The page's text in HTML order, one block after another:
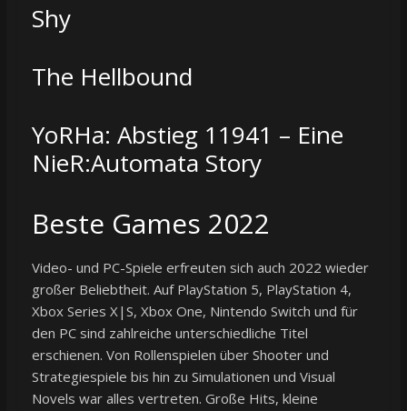
Shy
The Hellbound
YoRHa: Abstieg 11941 – Eine
NieR:Automata Story
Beste Games 2022
Video- und PC-Spiele erfreuten sich auch 2022 wieder
großer Beliebtheit. Auf PlayStation 5, PlayStation 4,
Xbox Series X|S, Xbox One, Nintendo Switch und für
den PC sind zahlreiche unterschiedliche Titel
erschienen. Von Rollenspielen über Shooter und
Strategiespiele bis hin zu Simulationen und Visual
Novels war alles vertreten. Große Hits, kleine